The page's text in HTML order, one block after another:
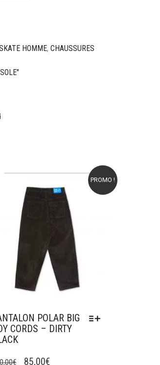
HOMME, CHAUSSURES
à mes favoris
PROMO !
POLAR BIG
CORDS – DIRTY
€
LE
85,00€LE